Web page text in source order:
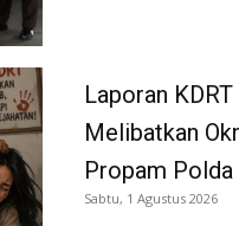
Laporan
Melibatkan
Propam
Sabtu, 1 Agustus 2026